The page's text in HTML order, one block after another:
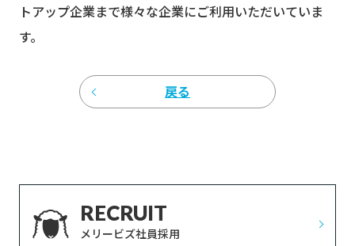
トアップ企業まで様々な企業にご利用いただいていま
す。
戻る
RECRUIT
メリービズ社員採用